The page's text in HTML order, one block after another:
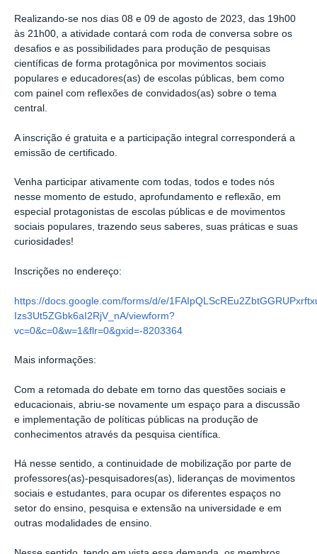
Realizando-se nos dias 08 e 09 de agosto de 2023, das 19h00
às 21h00, a atividade contará com roda de conversa sobre os
desafios e as possibilidades para produção de pesquisas
científicas de forma protagônica por movimentos sociais
populares e educadores(as) de escolas públicas, bem como
com painel com reflexões de convidados(as) sobre o tema
central.
A inscrição é gratuita e a participação integral corresponderá a
emissão de certificado.
Venha participar ativamente com todas, todos e todes nós
nesse momento de estudo, aprofundamento e reflexão, em
especial protagonistas de escolas públicas e de movimentos
sociais populares, trazendo seus saberes, suas práticas e suas
curiosidades!
Inscrições no endereço:
https://docs.google.com/forms/d/e/
Izs3Ut5ZGbk6aI2RjV_nA/viewform?
vc=0&c=0&w=1&flr=0&gxid=-8203364
Mais informações:
Com a retomada do debate em torno das questões sociais e
educacionais, abriu-se novamente um espaço para a discussão
e implementação de políticas públicas na produção de
conhecimentos através da pesquisa científica.
Há nesse sentido, a continuidade de mobilização por parte de
professores(as)-pesquisadores(as), lideranças de movimentos
sociais e estudantes, para ocupar os diferentes espaços no
setor do ensino, pesquisa e extensão na universidade e em
outras modalidades de ensino.